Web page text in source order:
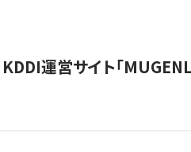
KDDI運営サイト「